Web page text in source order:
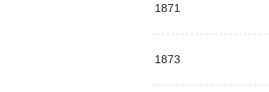
1871
1873